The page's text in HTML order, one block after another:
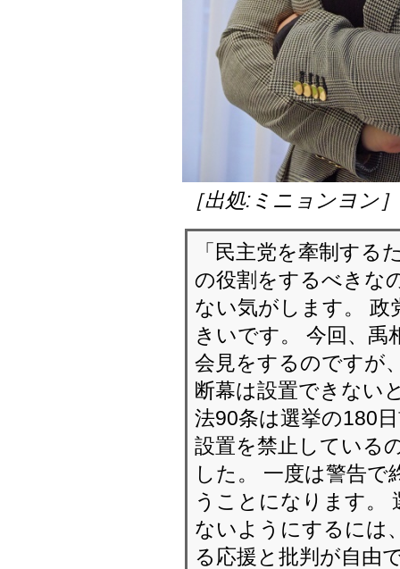
［出処:ミニョンヨン］
「民主党を牽制する
の役割をするべきな
ない気がします。 政
きいです。 今回、禹
会見をするのですが
断幕は設置できない
法90条は選挙の180
設置を禁止している
した。 一度は警告
うことになります。
ないようにするには
る応援と批判が自由